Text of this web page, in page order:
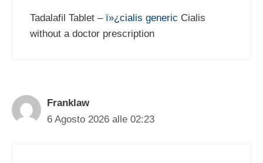
Tadalafil Tablet – ï»¿cialis generic Cialis
without a doctor prescription
Franklaw
6 Agosto 2026 alle 02:23